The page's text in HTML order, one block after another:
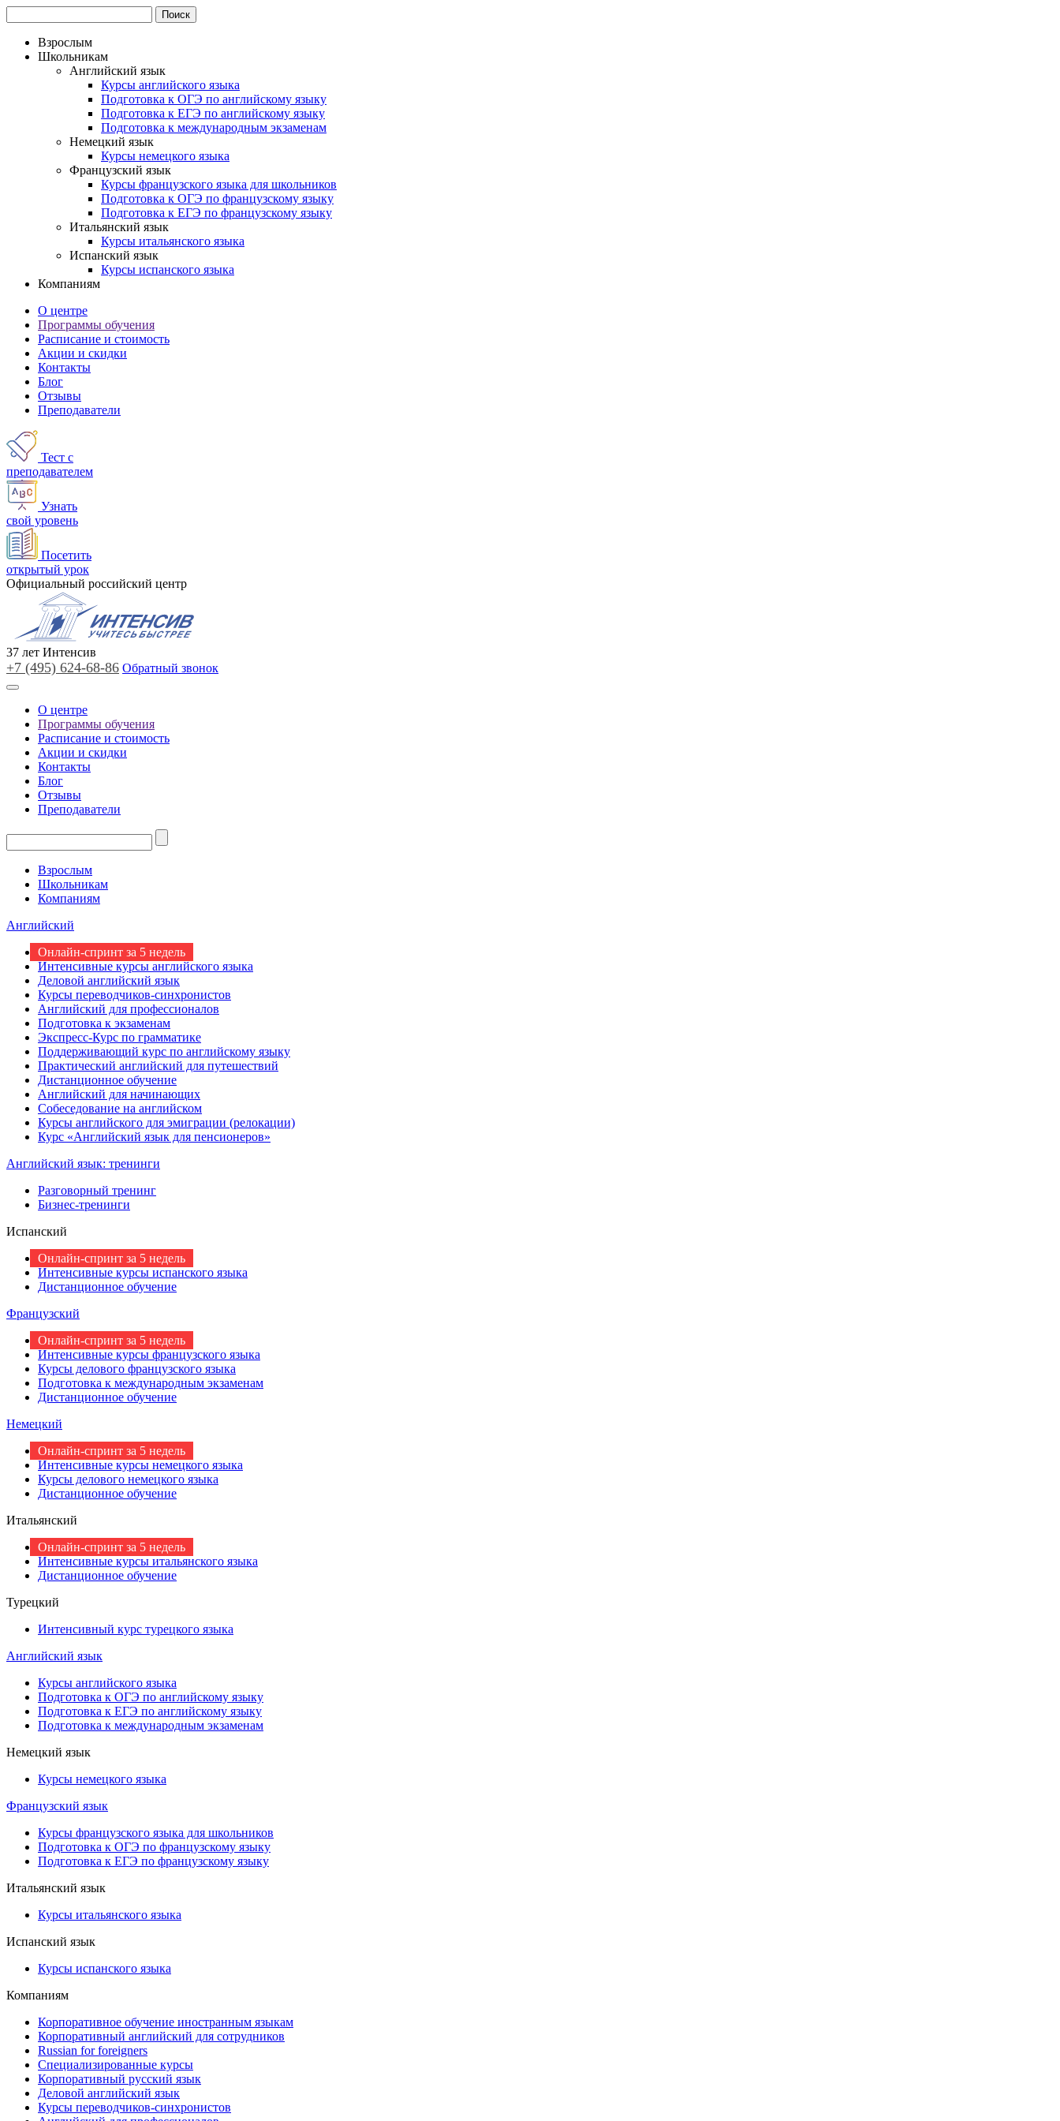
Взрослым
Школьникам
Английский язык
Курсы английского языка
Подготовка к ОГЭ по английскому языку
Подготовка к ЕГЭ по английскому языку
Подготовка к международным экзаменам
Немецкий язык
Курсы немецкого языка
Французский язык
Курсы французского языка для школьников
Подготовка к ОГЭ по французскому языку
Подготовка к ЕГЭ по французскому языку
Итальянский язык
Курсы итальянского языка
Испанский язык
Курсы испанского языка
Компаниям
О центре
Программы обучения
Расписание и стоимость
Акции и скидки
Контакты
Блог
Отзывы
Преподаватели
Тест с
преподавателем
Узнать
свой уровень
Посетить
открытый урок
Официальный российский центр
37 лет Интенсив
+7 (495) 624-68-86 Обратный звонок
О центре
Программы обучения
Расписание и стоимость
Акции и скидки
Контакты
Блог
Отзывы
Преподаватели
Взрослым
Школьникам
Компаниям
Английский
Онлайн-спринт за 5 недель
Интенсивные курсы английского языка
Деловой английский язык
Курсы переводчиков-синхронистов
Английский для профессионалов
Подготовка к экзаменам
Экспресс-Курс по грамматике
Поддерживающий курс по английскому языку
Практический английский для путешествий
Дистанционное обучение
Английский для начинающих
Собеседование на английском
Курсы английского для эмиграции (релокации)
Курс «Английский язык для пенсионеров»
Английский язык: тренинги
Разговорный тренинг
Бизнес-тренинги
Испанский
Онлайн-спринт за 5 недель
Интенсивные курсы испанского языка
Дистанционное обучение
Французский
Онлайн-спринт за 5 недель
Интенсивные курсы французского языка
Курсы делового французского языка
Подготовка к международным экзаменам
Дистанционное обучение
Немецкий
Онлайн-спринт за 5 недель
Интенсивные курсы немецкого языка
Курсы делового немецкого языка
Дистанционное обучение
Итальянский
Онлайн-спринт за 5 недель
Интенсивные курсы итальянского языка
Дистанционное обучение
Турецкий
Интенсивный курс турецкого языка
Английский язык
Курсы английского языка
Подготовка к ОГЭ по английскому языку
Подготовка к ЕГЭ по английскому языку
Подготовка к международным экзаменам
Немецкий язык
Курсы немецкого языка
Французский язык
Курсы французского языка для школьников
Подготовка к ОГЭ по французскому языку
Подготовка к ЕГЭ по французскому языку
Итальянский язык
Курсы итальянского языка
Испанский язык
Курсы испанского языка
Компаниям
Корпоративное обучение иностранным языкам
Корпоративный английский для сотрудников
Russian for foreigners
Специализированные курсы
Корпоративный русский язык
Деловой английский язык
Курсы переводчиков-синхронистов